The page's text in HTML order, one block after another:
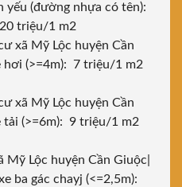
yếu (đường nhựa có tên):
triệu/1 m2
xã Mỹ Lộc huyện Cần
hơi (>=4m): 7 triệu/1 m2
xã Mỹ Lộc huyện Cần
tải (>=6m): 9 triệu/1 m2
Lộc huyện Cần Giuộc|
ba gác chayj (<=2,5m):